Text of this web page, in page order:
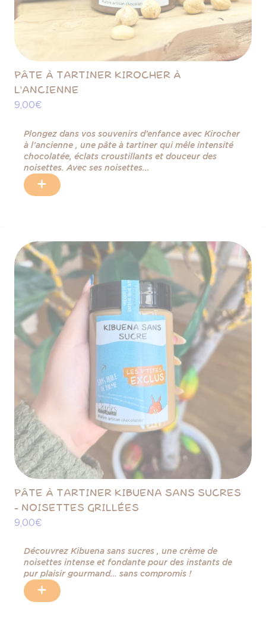
PÂTE À TARTINER KIROCHER À
L'ANCIENNE
9,00 €
Plongez dans vos souvenirs d’enfance avec Kirocher
à l’ancienne , une pâte à tartiner qui mêle intensité
chocolatée, éclats croustillants et douceur des
noisettes. Avec ses noisettes...
+
PÂTE À TARTINER KIBUENA SANS SUCRES
- NOISETTES GRILLÉES
9,00 €
Découvrez Kibuena sans sucres , une crème de
noisettes intense et fondante pour des instants de
pur plaisir gourmand… sans compromis !
+